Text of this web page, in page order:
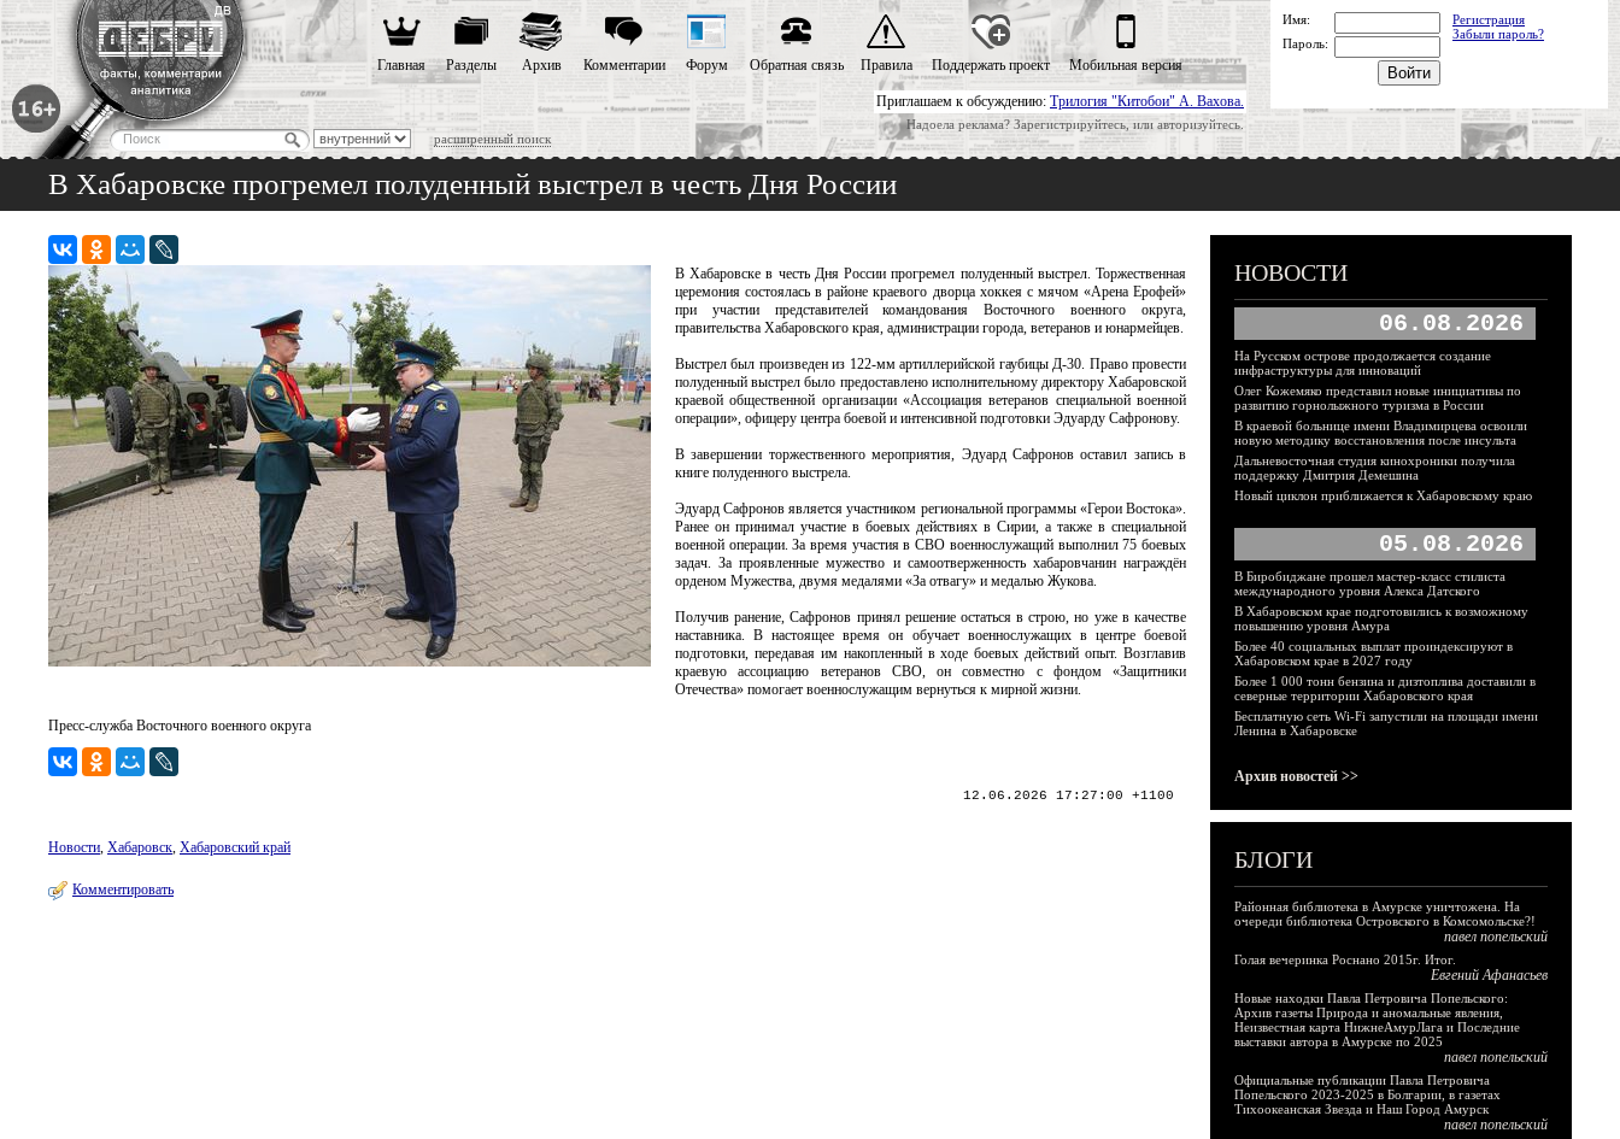
Приглашаем к обсуждению: Трилогия "Китобои" А. Вахова.
Надоела реклама? Зарегистрируйтесь, или авторизуйтесь.
расширенный поиск
Главная Разделы Архив Комментарии Форум Обратная связь Правила Поддержать проект Мобильная версия
Имя:
Регистрация
Забыли пароль?
Пароль:
В Хабаровске прогремел полуденный выстрел в честь Дня России
В Хабаровске в честь Дня России прогремел полуденный выстрел. Торжественная
церемония состоялась в районе краевого дворца хоккея с мячом «Арена Ерофей»
при участии представителей командования Восточного военного округа,
правительства Хабаровского края, администрации города, ветеранов и юнармейцев.
Выстрел был произведен из 122-мм артиллерийской гаубицы Д-30. Право провести
полуденный выстрел было предоставлено исполнительному директору Хабаровской
краевой общественной организации «Ассоциация ветеранов специальной военной
операции», офицеру центра боевой и интенсивной подготовки Эдуарду Сафронову.
В завершении торжественного мероприятия, Эдуард Сафронов оставил запись в
книге полуденного выстрела.
Эдуард Сафронов является участником региональной программы «Герои Востока».
Ранее он принимал участие в боевых действиях в Сирии, а также в специальной
военной операции. За время участия в СВО военнослужащий выполнил 75 боевых
задач. За проявленные мужество и самоотверженность хабаровчанин награждён
орденом Мужества, двумя медалями «За отвагу» и медалью Жукова.
Получив ранение, Сафронов принял решение остаться в строю, но уже в качестве
наставника. В настоящее время он обучает военнослужащих в центре боевой
подготовки, передавая им накопленный в ходе боевых действий опыт. Возглавив
краевую ассоциацию ветеранов СВО, он совместно с фондом «Защитники
Отечества» помогает военнослужащим вернуться к мирной жизни.
Пресс-служба Восточного военного округа
12.06.2026 17:27:00 +1100
Новости, Хабаровск, Хабаровский край
Комментировать
НОВОСТИ
06.08.2026
На Русском острове продолжается создание
инфраструктуры для инноваций
Олег Кожемяко представил новые инициативы по
развитию горнолыжного туризма в России
В краевой больнице имени Владимирцева освоили
новую методику восстановления после инсульта
Дальневосточная студия кинохроники получила
поддержку Дмитрия Демешина
Новый циклон приближается к Хабаровскому краю
05.08.2026
В Биробиджане прошел мастер-класс стилиста
международного уровня Алекса Датского
В Хабаровском крае подготовились к возможному
повышению уровня Амура
Более 40 социальных выплат проиндексируют в
Хабаровском крае в 2027 году
Более 1 000 тонн бензина и дизтоплива доставили в
северные территории Хабаровского края
Бесплатную сеть Wi-Fi запустили на площади имени
Ленина в Хабаровске
Архив новостей >>
БЛОГИ
Районная библиотека в Амурске уничтожена. На
очереди библиотека Островского в Комсомольске?!
павел попельский
Голая вечеринка Роснано 2015г. Итог.
Евгений Афанасьев
Новые находки Павла Петровича Попельского:
Архив газеты Природа и аномальные явления,
Неизвестная карта НижнеАмурЛага и Последние
выставки автора в Амурске по 2025
павел попельский
Официальные публикации Павла Петровича
Попельского 2023-2025 в Болгарии, в газетах
Тихоокеанская Звезда и Наш Город Амурск
павел попельский